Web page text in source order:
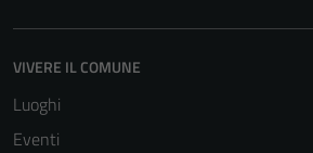
VIVERE IL COMUNE
Luoghi
Eventi